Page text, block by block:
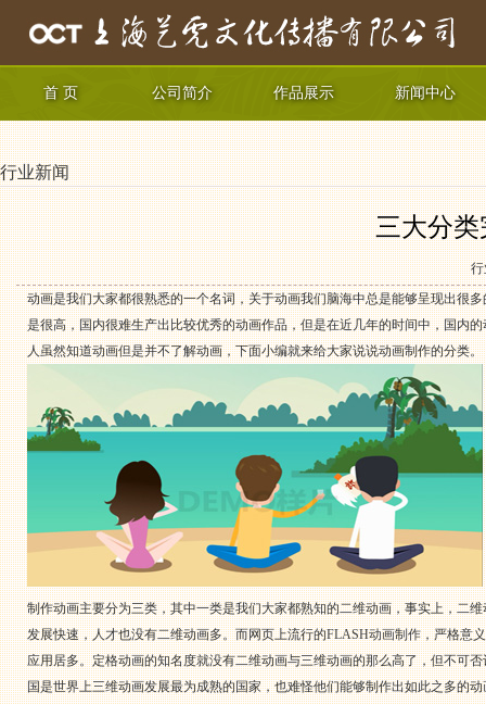
首 页 公司简介 作品展示 新闻中心
行业新闻
三大分
行
动画是我们大家都很熟悉的一个名词，关于动画我们脑海中总是能够呈现出很
是很高，国内很难生产出比较优秀的动画作品，但是在近几年的时间中，国内
人虽然知道动画但是并不了解动画，下面小编就来给大家说说动画制作的分类。
制作动画主要分为三类，其中一类是我们大家都熟知的二维动画，事实上，二
发展快速，人才也没有二维动画多。而网页上流行的FLASH动画制作，严格意
应用居多。定格动画的知名度就没有二维动画与三维动画的那么高了，但不可
国是世界上三维动画发展最为成熟的国家，也难怪他们能够制作出如此之多的